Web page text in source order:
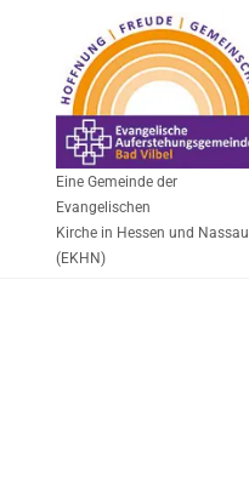
Eine Gemeinde der
Evangelischen
Kirche in Hessen und Nassau
(EKHN)